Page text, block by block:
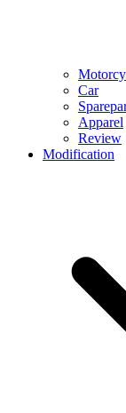
Car
Apparel
Review
Modification